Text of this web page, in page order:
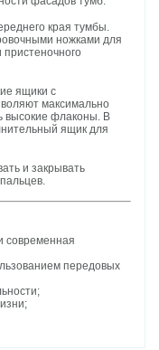
края тумбы.
ножками для
пристеночного
ящики с
максимально
высокие флаконы. В
ящик для
и закрывать
современная
передовых